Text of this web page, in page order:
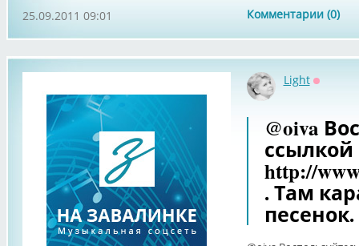
Комментарии (0)
25.09.2011 09:01
Light
@oiva
ссылкой
http://
. Там